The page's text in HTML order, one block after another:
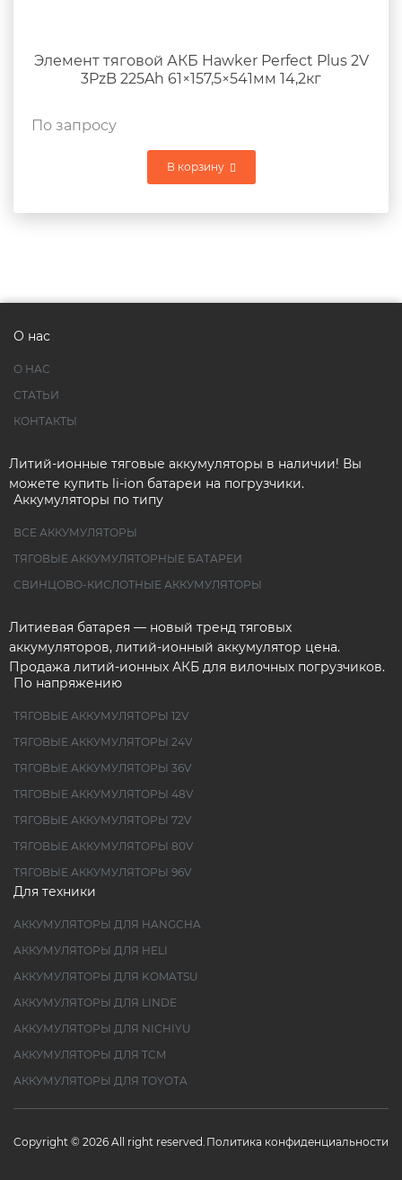
Элемент тяговой АКБ Hawker Perfect Plus 2V
3PzB 225Ah 61×157,5×541мм 14,2кг
По запросу
В корзину
О нас
О НАС
СТАТЬИ
КОНТАКТЫ
Литий-ионные тяговые аккумуляторы в наличии! Вы
можете купить li-ion батареи на погрузчики.
Аккумуляторы по типу
ВСЕ АККУМУЛЯТОРЫ
ТЯГОВЫЕ АККУМУЛЯТОРНЫЕ БАТАРЕИ
СВИНЦОВО-КИСЛОТНЫЕ АККУМУЛЯТОРЫ
Литиевая батарея — новый тренд тяговых
аккумуляторов, литий-ионный аккумулятор цена.
Продажа литий-ионных АКБ для вилочных погрузчиков.
По напряжению
ТЯГОВЫЕ АККУМУЛЯТОРЫ 12V
ТЯГОВЫЕ АККУМУЛЯТОРЫ 24V
ТЯГОВЫЕ АККУМУЛЯТОРЫ 36V
ТЯГОВЫЕ АККУМУЛЯТОРЫ 48V
ТЯГОВЫЕ АККУМУЛЯТОРЫ 72V
ТЯГОВЫЕ АККУМУЛЯТОРЫ 80V
ТЯГОВЫЕ АККУМУЛЯТОРЫ 96V
Для техники
АККУМУЛЯТОРЫ ДЛЯ HANGCHA
АККУМУЛЯТОРЫ ДЛЯ HELI
АККУМУЛЯТОРЫ ДЛЯ KOMATSU
АККУМУЛЯТОРЫ ДЛЯ LINDE
АККУМУЛЯТОРЫ ДЛЯ NICHIYU
АККУМУЛЯТОРЫ ДЛЯ TCM
АККУМУЛЯТОРЫ ДЛЯ TOYOTA
Copyright © 2026 All right reserved. Политика конфиденциальности